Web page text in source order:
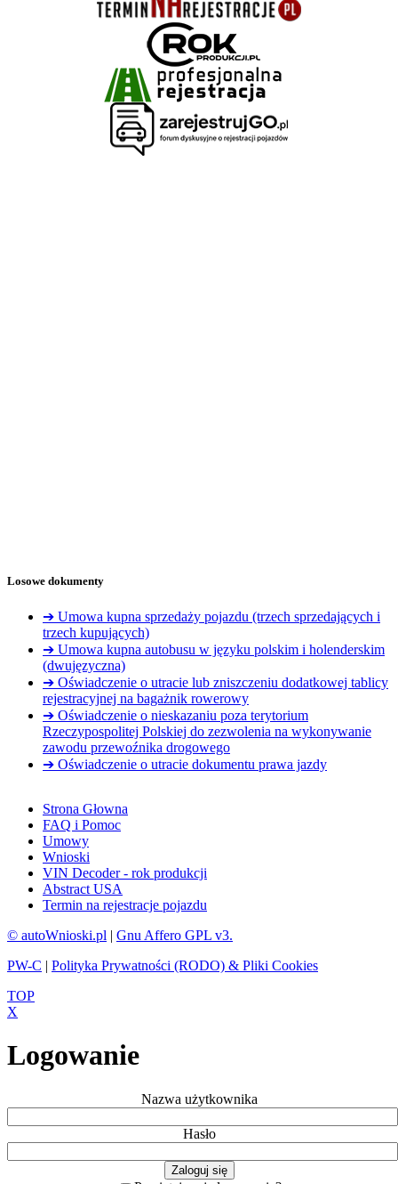
Losowe dokumenty
➔ Umowa kupna sprzedaży pojazdu (trzech sprzedających i
trzech kupujących)
➔ Umowa kupna autobusu w języku polskim i holenderskim
(dwujęzyczna)
➔ Oświadczenie o utracie lub zniszczeniu dodatkowej tablicy
rejestracyjnej na bagażnik rowerowy
➔ Oświadczenie o nieskazaniu poza terytorium
Rzeczypospolitej Polskiej do zezwolenia na wykonywanie
zawodu przewoźnika drogowego
➔ Oświadczenie o utracie dokumentu prawa jazdy
Strona Głowna
FAQ i Pomoc
Umowy
Wnioski
VIN Decoder - rok produkcji
Abstract USA
Termin na rejestracje pojazdu
© autoWnioski.pl | Gnu Affero GPL v3.
PW-C | Polityka Prywatności (RODO) & Pliki Cookies
TOP
X
Logowanie
Nazwa użytkownika
Hasło